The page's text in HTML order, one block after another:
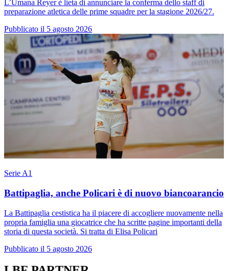
L’Umana Reyer è lieta di annunciare la conferma dello staff di
preparazione atletica delle prime squadre per la stagione 2026/27.
Pubblicato il 5 agosto 2026
Serie A1
Battipaglia, anche Policari è di nuovo biancoarancio
La Battipaglia cestistica ha il piacere di accogliere nuovamente nella
propria famiglia una giocatrice che ha scritte pagine importanti della
storia di questa società. Si tratta di Elisa Policari
Pubblicato il 5 agosto 2026